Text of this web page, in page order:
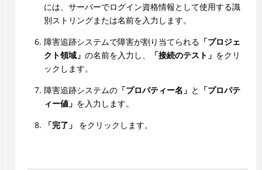
には、サーバーでログイン資格情報として使用する識
別ストリングまたは名前を入力します。
障害追跡システムで障害が割り当てられる 「プロジェ
クト領域」 の名前を入力し、 「接続のテスト」 をクリ
ックします。
障害追跡システムの「プロパティー名」 と 「プロパテ
ィー値」 を入力します。
「完了」
をクリックします。